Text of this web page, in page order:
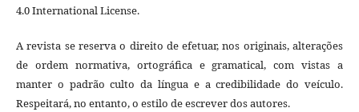
4.0 International License.
A revista se reserva o direito de efetuar, nos originais, alterações
de ordem normativa, ortográfica e gramatical, com vistas a
manter o padrão culto da língua e a credibilidade do veículo.
Respeitará, no entanto, o estilo de escrever dos autores.